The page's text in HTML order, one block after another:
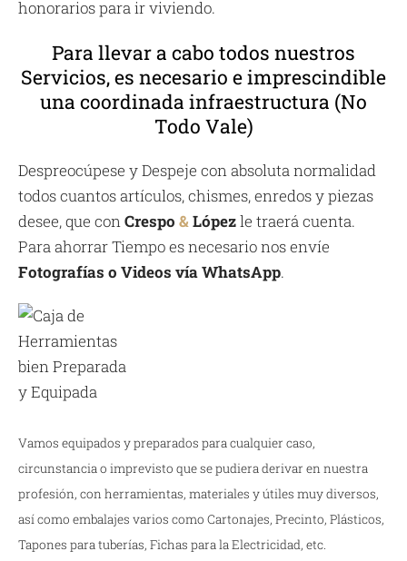
honorarios para ir viviendo.
Para llevar a cabo todos nuestros
Servicios, es necesario e imprescindible
una coordinada infraestructura (No
Todo Vale)
Despreocúpese y Despeje con absoluta normalidad
todos cuantos artículos, chismes, enredos y piezas
desee, que conCrespo &Lópezle traerá cuenta.
Para ahorrar Tiempo es necesario nos envíe
Fotografías o Videos vía WhatsApp.
Vamos equipados y preparados para cualquier caso,
circunstancia o imprevisto que se pudiera derivar en nuestra
profesión, con herramientas, materiales y útiles muy diversos,
así como embalajes varios como Cartonajes, Precinto, Plásticos,
Tapones para tuberías, Fichas para la Electricidad, etc.